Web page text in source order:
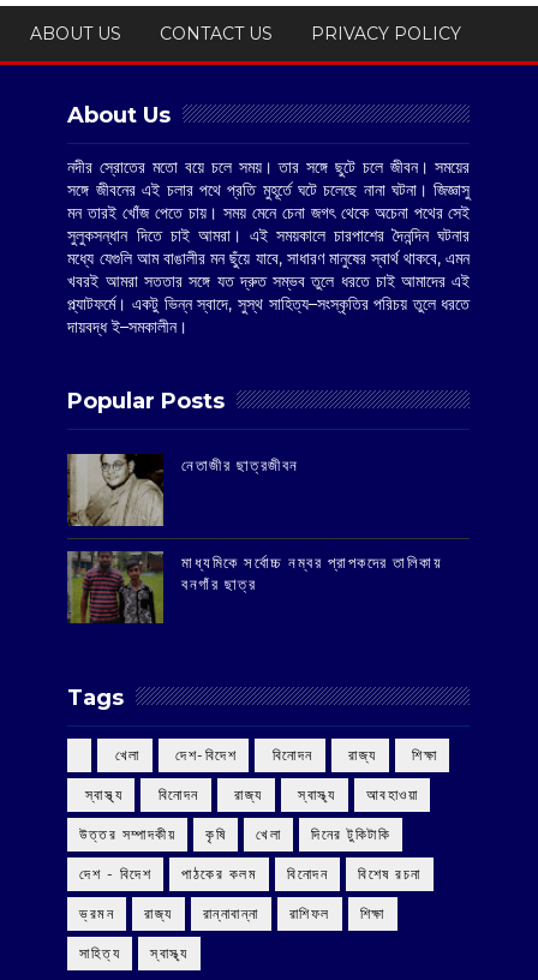
ABOUT US CONTACT US PRIVACY POLICY
About Us
নদীর স্রোতের মতো বয়ে চলে সময়। তার সঙ্গে ছুটে চলে জীবন। সময়ের
সঙ্গে জীবনের এই চলার পথে প্রতি মুহূর্তে ঘটে চলেছে নানা ঘটনা। জিজ্ঞাসু
মন তারই খোঁজ পেতে চায়। সময় মেনে চেনা জগৎ থেকে অচেনা পথের সেই
সুলুকসন্ধান দিতে চাই আমরা। এই সময়কালে চারপাশের দৈনন্দিন ঘটনার
মধ্যে যেগুলি আম বাঙালীর মন ছুঁয়ে যাবে, সাধারণ মানুষের স্বার্থ থাকবে, এমন
খবরই আমরা সততার সঙ্গে যত দ্রুত সম্ভব তুলে ধরতে চাই আমাদের এই
প্ল্যাটফর্মে। একটু ভিন্ন স্বাদে, সুস্থ সাহিত্য–সংস্কৃতির পরিচয় তুলে ধরতে
দায়বদ্ধ ই–সমকালীন।
Popular Posts
‌নেতাজীর ছাত্রজীবন
মাধ্যমিকে সর্বোচ্চ নম্বর প্রাপকদের তালিকায়
বনগাঁর ছাত্র
Tags
‌ খেলা ‌ দেশ-বিদেশ ‌ বিনোদন ‌ রাজ্য ‌ শিক্ষা
‌ স্বাস্থ্য ‌ বিনোদন ‌ রাজ্য ‌ স্বাস্থ্য আবহাওয়া
উত্তর সম্পাদকীয় কৃষি খেলা দিনের টুকিটাকি
দেশ - বিদেশ পাঠকের কলম বিনোদন বিশেষ রচনা
ভ্রমন রাজ্য রান্নাবান্না রাশিফল শিক্ষা
সাহিত্য স্বাস্থ্য